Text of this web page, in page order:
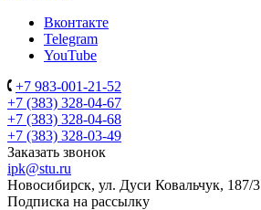
Вконтакте
Telegram
YouTube
+7 983-001-21-52
+7 (383) 328-04-67
+7 (383) 328-04-68
+7 (383) 328-03-49
Заказать звонок
ipk@stu.ru
Новосибирск, ул. Дуси Ковальчук, 187/3
Подписка на рассылку